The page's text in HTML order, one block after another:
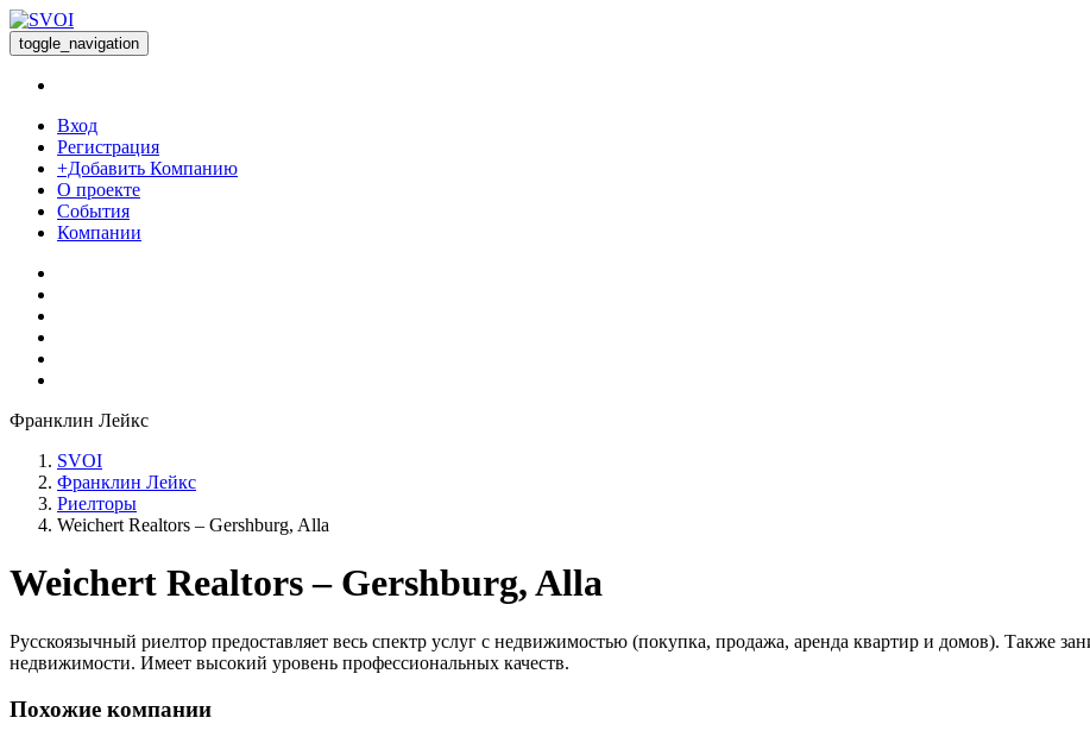
toggle_navigation
Вход
Регистрация
+Добавить Компанию
О проекте
События
Компании
Франклин Лейкс
SVOI
Франклин Лейкс
Риелторы
Weichert Realtors – Gershburg, Alla
Weichert Realtors – Gershburg, Alla
Русскоязычный риелтор предоставляет весь спектр услуг с недвижимостью (покупка, продажа, аренда квартир и домов). Также
недвижимости. Имеет высокий уровень профессиональных качеств.
Похожие компании